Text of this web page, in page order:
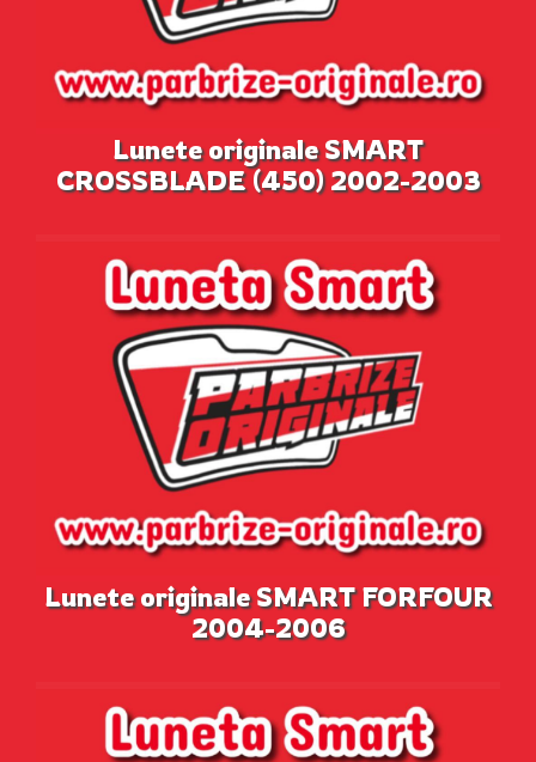
Lunete originale SMART
CROSSBLADE (450) 2002-2003
Lunete originale SMART FORFOUR
2004-2006